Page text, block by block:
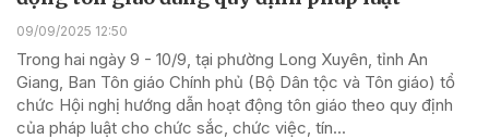
09/09/2025 12:50
Trong hai ngày 9 - 10/9, tại phường Long Xuyên, tỉnh An
Giang, Ban Tôn giáo Chính phủ (Bộ Dân tộc và Tôn giáo) tổ
chức Hội nghị hướng dẫn hoạt động tôn giáo theo quy định
của pháp luật cho chức sắc, chức việc, tín...